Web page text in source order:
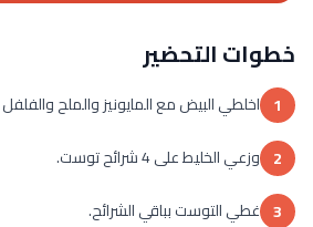
خطوات التحضير
1 اخلطي البيض مع المايونيز والملح
2 وزعي الخليط على 4 شرائح توست.
3 غطي التوست بباقي الشرائح.